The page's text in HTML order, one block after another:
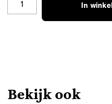
In
Bekijk ook